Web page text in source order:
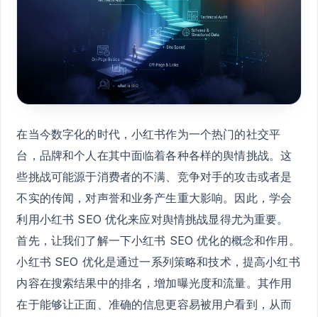
在当今数字化的时代，小红书作为一个热门的社交平
台，品牌和个人在其中面临着各种各样的舆情挑战。这
些挑战可能源于消费者的不满、竞争对手的攻击或者是
不实的传闻，对声誉和业务产生重大影响。因此，学会
利用小红书 SEO 优化来应对舆情挑战显得尤为重要。
首先，让我们了解一下小红书 SEO 优化的概念和作用。
小红书 SEO 优化是通过一系列策略和技术，提高小红书
内容在搜索结果中的排名，增加曝光度和流量。其作用
在于能够让正面、准确的信息更容易被用户看到，从而